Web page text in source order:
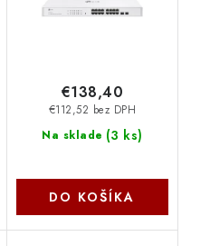
Na sklade (3 ks)
€112,52 bez DPH
€138,40
DO KOŠÍKA